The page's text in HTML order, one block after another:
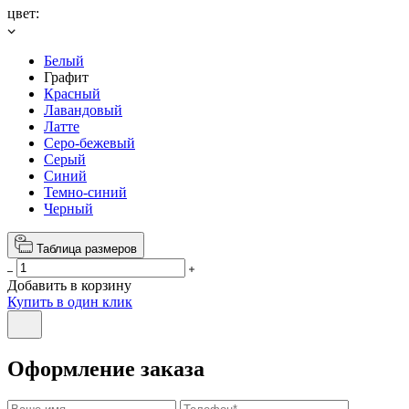
цвет:
Белый
Графит
Красный
Лавандовый
Латте
Серо-бежевый
Серый
Синий
Темно-синий
Черный
Таблица размеров
Добавить в корзину
Купить в один клик
Оформление заказа